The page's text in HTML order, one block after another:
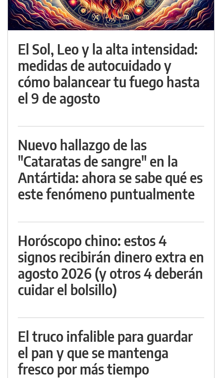
El Sol, Leo y la alta intensidad:
medidas de autocuidado y
cómo balancear tu fuego hasta
el 9 de agosto
Nuevo hallazgo de las
"Cataratas de sangre" en la
Antártida: ahora se sabe qué es
este fenómeno puntualmente
Horóscopo chino: estos 4
signos recibirán dinero extra en
agosto 2026 (y otros 4 deberán
cuidar el bolsillo)
El truco infalible para guardar
el pan y que se mantenga
fresco por más tiempo